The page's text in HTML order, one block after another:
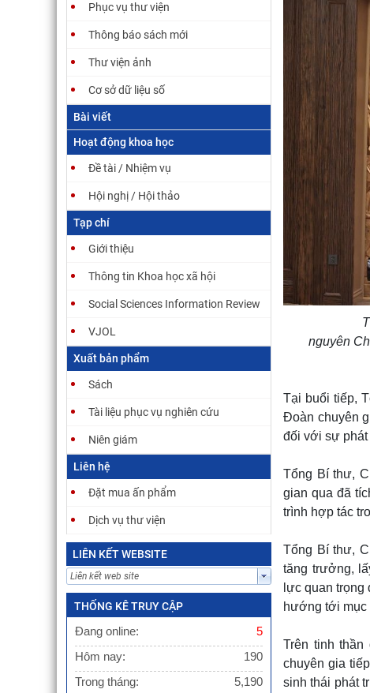
Phục vụ thư viện
Thông báo sách mới
Thư viện ảnh
Cơ sở dữ liệu số
Bài viết
Hoạt động khoa học
Đề tài / Nhiệm vụ
Hội nghị / Hội thảo
Tạp chí
Giới thiệu
Thông tin Khoa học xã hội
Social Sciences Information Review
VJOL
Xuất bản phẩm
Sách
Tài liệu phục vụ nghiên cứu
Niên giám
Liên hệ
Đặt mua ấn phẩm
Dịch vụ thư viện
LIÊN KẾT WEBSITE
THỐNG KÊ TRUY CẬP
Đang online:
5
Hôm nay:
190
Trong tháng:
5,190
nguyên
Tại buổi tiếp,
Đoàn chuyên
đối với sự phát
Tổng Bí thư,
gian qua đã
trình hợp tác
Tổng Bí thư,
tăng trưởng,
lực quan
hướng tới mục
Trên tinh
chuyên gia
sinh thái phát
Học Viện Viễn Đông Bác Cổ Pháp (Hà Nội),
phòng Tư liệu ảnh và phòng Kĩ thuật ảnh
École française d’Extrême-Orient (Hanoi),
service photographique, et son laboratoire
Bayon
du 2e
3